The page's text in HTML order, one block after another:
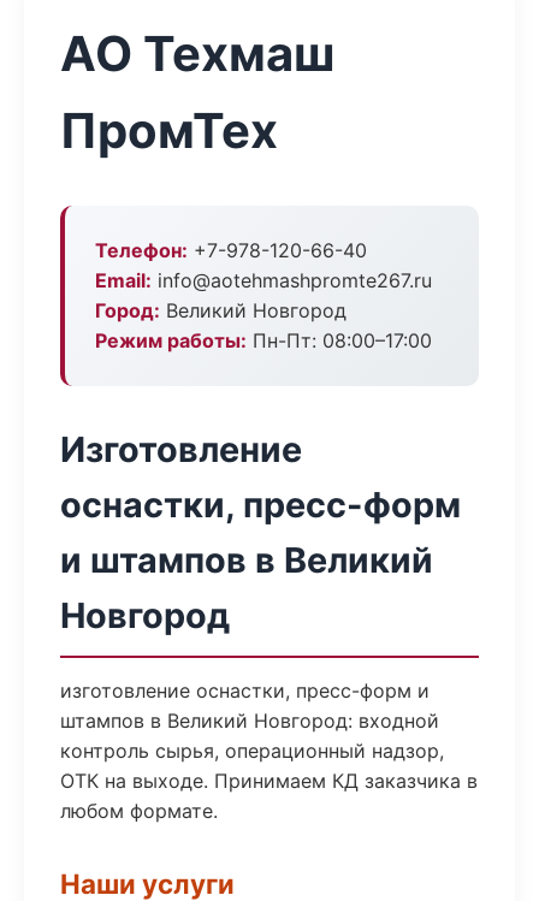
АО Техмаш
ПромТех
Телефон: +7-978-120-66-40
Email: info@aotehmashpromte267.ru
Город: Великий Новгород
Режим работы: Пн-Пт: 08:00–17:00
Изготовление
оснастки, пресс-форм
и штампов в Великий
Новгород
изготовление оснастки, пресс-форм и
штампов в Великий Новгород: входной
контроль сырья, операционный надзор,
ОТК на выходе. Принимаем КД заказчика в
любом формате.
Наши услуги